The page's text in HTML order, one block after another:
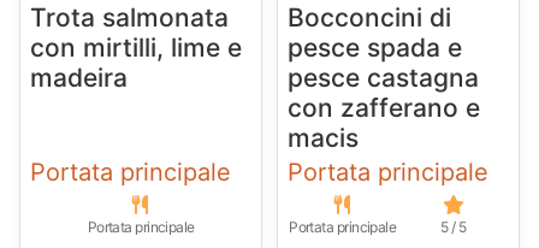
Trota salmonata
con mirtilli, lime e
madeira
Portata principale
Portata principale
Bocconcini di
pesce spada e
pesce castagna
con zafferano e
macis
Portata principale
Portata principale 5 / 5